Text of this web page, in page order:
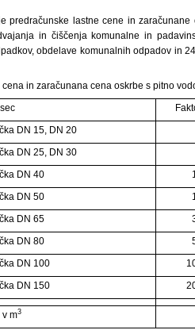
predračunske lastne cene in
in čiščenja komunalne in
obdelave komunalnih odpadov in
in zaračunana cena oskrbe s pitno
DN 15, DN 20
DN 25, DN 30
DN 40
DN 50
DN 65
DN 80
DN 100
DN 150
v m3